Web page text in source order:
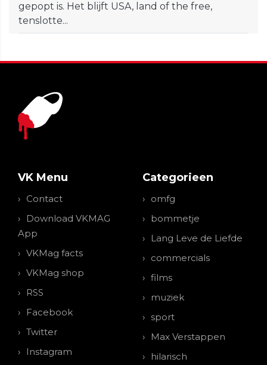
gepopt is. Het blijft USA, land of the free,
tenslotte...
VK Menu
Contact
Download VKMAG
App
VKMag facts
VKMag shop
RSS
Facebook
Twitter
Instagram
Categorieen
omfg
bommetje
Lang Leve de Liefde
commercials
films
muziek
sport
Max Verstappen
hilarisch